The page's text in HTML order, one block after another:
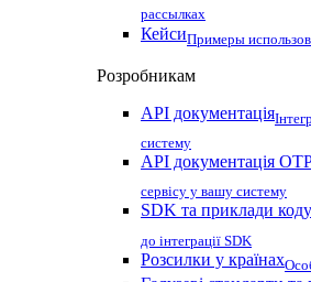
рассылках
КейсиПримеры
Розробникам
API документація
систему
API документація
сервісу у вашу систему
SDK та приклади коду
до інтеграції SDK
Розсилки у країнах